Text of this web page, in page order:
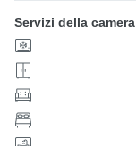
Servizi della camera